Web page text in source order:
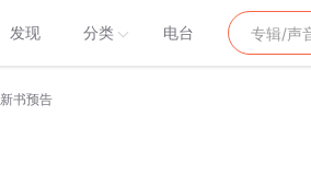
发现 分类 电台
新书预告